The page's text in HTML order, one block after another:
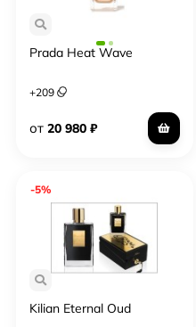
Prada Heat Wave
+209
от 20 980 ₽
-5%
Kilian Eternal Oud